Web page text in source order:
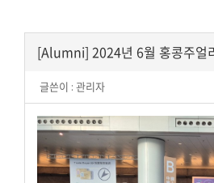
[Alumni] 2024년 6월 홍콩주얼
글쓴이 : 관리자